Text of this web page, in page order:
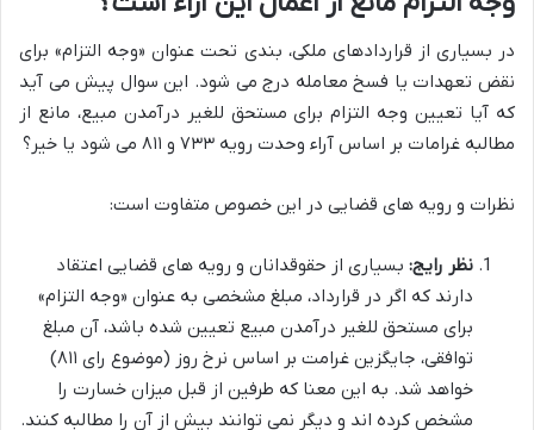
در بسیاری از قراردادهای ملکی، بندی تحت عنوان «وجه التزام» برای
نقض تعهدات یا فسخ معامله درج می شود. این سوال پیش می آید
که آیا تعیین وجه التزام برای مستحق للغیر درآمدن مبیع، مانع از
مطالبه غرامات بر اساس آراء وحدت رویه ۷۳۳ و ۸۱۱ می شود یا خیر؟
نظرات و رویه های قضایی در این خصوص متفاوت است:
نظر رایج: بسیاری از حقوقدانان و رویه های قضایی اعتقاد
دارند که اگر در قرارداد، مبلغ مشخصی به عنوان «وجه التزام»
برای مستحق للغیر درآمدن مبیع تعیین شده باشد، آن مبلغ
توافقی، جایگزین غرامت بر اساس نرخ روز (موضوع رای ۸۱۱)
خواهد شد. به این معنا که طرفین از قبل میزان خسارت را
مشخص کرده اند و دیگر نمی توانند بیش از آن را مطالبه کنند.